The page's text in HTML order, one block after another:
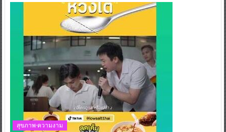
สุขภาพ-ความงาม